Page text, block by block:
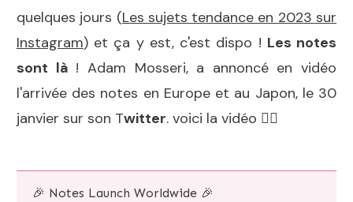
quelques jours (Les sujets tendance en 2023 sur
Instagram) et ça y est, c'est dispo ! Les notes
sont là ! Adam Mosseri, a annoncé en vidéo
l'arrivée des notes en Europe et au Japon, le 30
janvier sur son Twitter. voici la vidéo 👇🏻
🎉 Notes Launch Worldwide 🎉